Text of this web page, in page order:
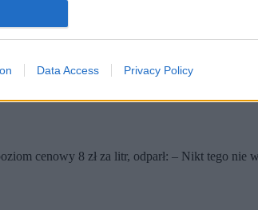
Data Access Privacy Policy
Odniósł się do tego, jak długo w
działań w tej kwestii. Kiedy rząd będzie
o ceny paliw. Czy te grupy mogą liczyć
– powiedział
Jak wskazał, w tej sprawie jest wiele
cenowy 8 zł za litr, odparł: – Nikt tego nie